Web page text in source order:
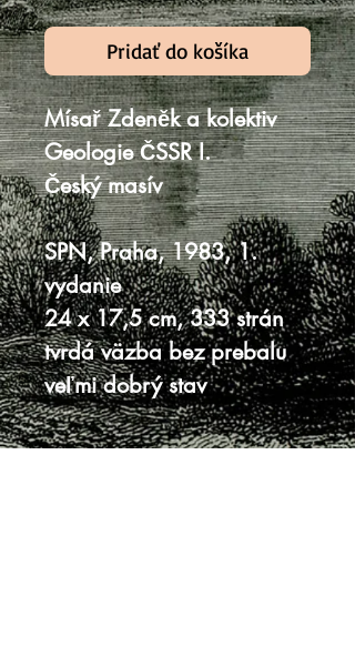
Pridať do košíka
Mísař Zdeněk a kolektiv
Geologie ČSSR I.
Český masív
SPN, Praha, 1983, 1.
vydanie
24 x 17,5 cm, 333 strán
tvrdá väzba bez prebalu
veľmi dobrý stav